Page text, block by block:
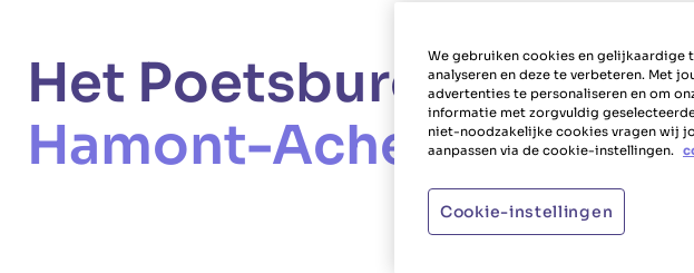
Het Poetsbureauin
Hamont-Achel
We gebruiken cookies en gelijkaardige
analyseren en deze te verbeteren. Met
advertenties te personaliseren en om
informatie met zorgvuldig
niet-noodzakelijke cookies vragen wij
aanpassen via de cookie-instellingen.
Cookie-instellingen